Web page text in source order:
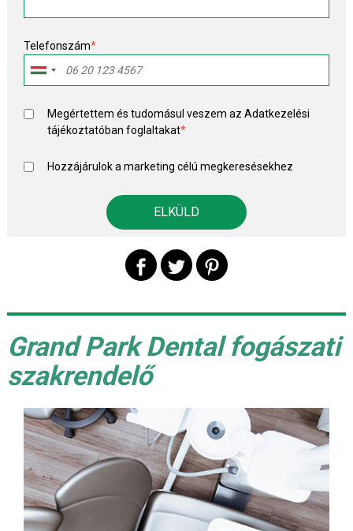
Telefonszám*
Megértettem és tudomásul veszem azAdatkezelési
tájékoztatóban foglaltakat*
Hozzájárulok a marketing célú megkeresésekhez
Grand Park Dental fogászati
szakrendelő